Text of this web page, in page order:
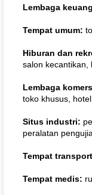
Lembaga
Tempat umum:
Hiburan dan
salon kecantikan,
Lembaga
toko khusus,
Situs industri:
peralatan
Tempat
Tempat medis: